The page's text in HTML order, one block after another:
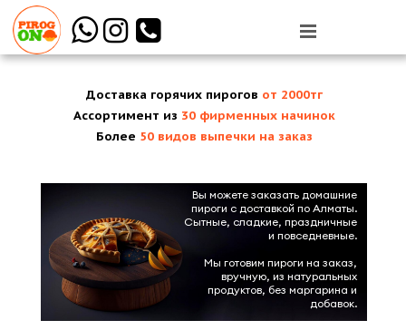
 

Доставка горячих пирогов от 2000тг
Ассортимент из 30 фирменных начинок
Более 50 видов выпечки на заказ
Вы можете заказать домашние
пироги с доставкой по Алматы.
Сытные, сладкие, праздничные
и повседневные.
Мы готовим пироги на заказ,
вручную, из натуральных
продуктов, без маргарина и
добавок.